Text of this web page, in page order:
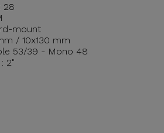
28
mount
/ 10x130 mm
53/39 - Mono 48
2"